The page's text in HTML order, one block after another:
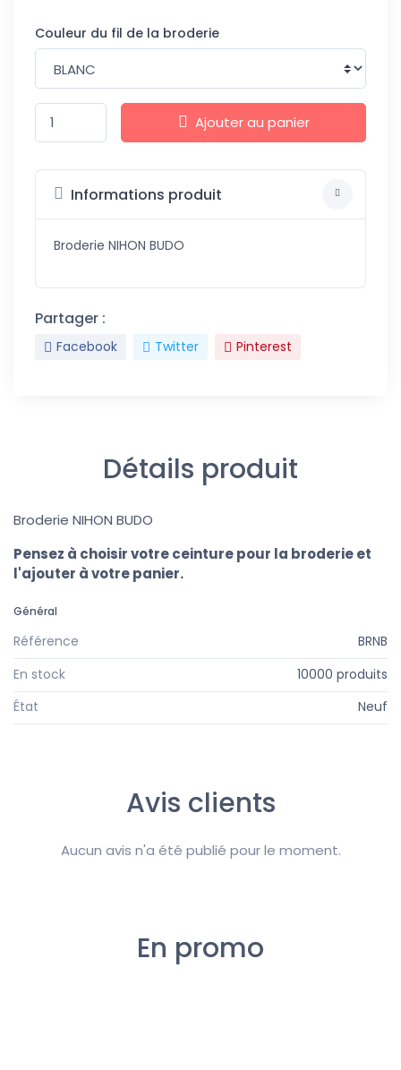
Couleur du fil de la broderie
Ajouter au panier
Informations produit
Broderie NIHON BUDO
Partager :
Facebook Twitter Pinterest
Détails produit
Broderie NIHON BUDO
Pensez à choisir votre ceinture pour la broderie et
l'ajouter à votre panier.
Général
Référence
BRNB
En stock
10000 produits
État
Neuf
Avis clients
Aucun avis n'a été publié pour le moment.
En promo